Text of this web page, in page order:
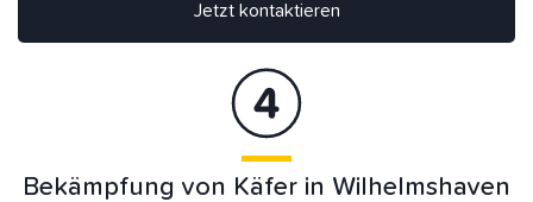
Jetzt kontaktieren
Bekämpfung von Käfer in Wilhelmshaven